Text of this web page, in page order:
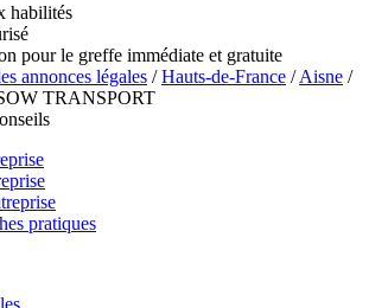
habilités
pour le greffe immédiate et gratuite
annonces légales /Hauts-de-France /Aisne /
TRANSPORT
pratiques